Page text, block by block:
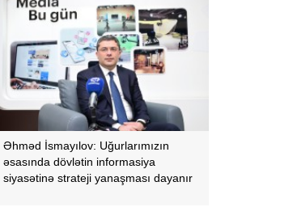
Əhməd İsmayılov: Uğurlarımızın
əsasında dövlətin informasiya
siyasətinə strateji yanaşması dayanır